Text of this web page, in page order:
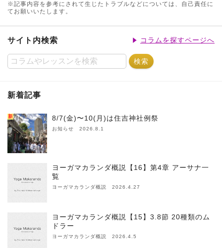
※記事内容を参考にされて生じたトラブルなどについては、自己責任に
てお願いいたします。
サイト内検索 コラムを探すページへ
新着記事
新 8/7(金)〜10(月)は住吉神社例祭
お知らせ 2026.8.1
ヨーガマカランダ概説【16】第4章 アーサナ一
覧
ヨーガマカランダ概説 2026.4.27
ヨーガマカランダ概説【15】3.8節 20種類のム
ドラー
ヨーガマカランダ概説 2026.4.5